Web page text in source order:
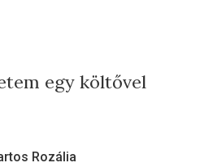
egy költővel
Rozália